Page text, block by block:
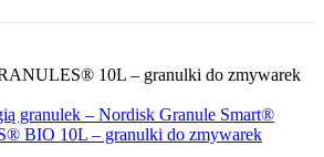
granulek – Nordisk Granule Smart®
BIO 10L – granulki do zmywarek